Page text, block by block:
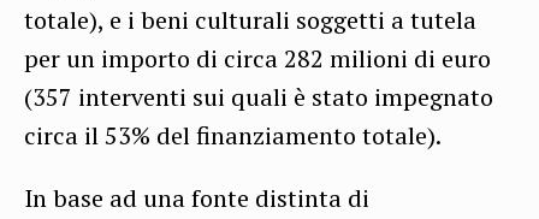
totale), e i beni culturali soggetti a tutela
per un importo di circa 282 milioni di euro
(357 interventi sui quali è stato impegnato
circa il 53% del finanziamento totale).
In base ad una fonte distinta di